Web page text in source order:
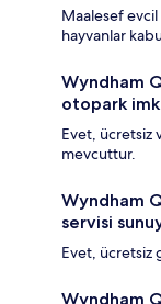
Maalesef
hayvanlar
Wyndham
otopark
Evet, ücretsiz
mevcuttur.
Wyndham
servisi
Evet, ücretsiz
Wyndham